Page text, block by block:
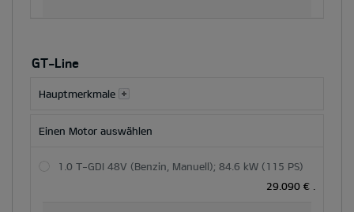
GT-Line
Hauptmerkmale
Einen Motor auswählen
1.0 T-GDI 48V (Benzin, Manuell); 84.6 kW (115 PS)
29.090 €